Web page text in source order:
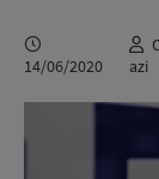
14/06/2020
azi